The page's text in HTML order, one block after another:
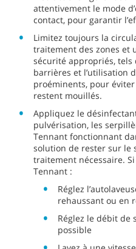
attentivement le mode
contact, pour garantir
Limitez toujours la
traitement des zones et
sécurité appropriés, tels
barrières et l’utilisation
proéminents, pour
restent mouillés.
Appliquez le
pulvérisation, les
Tennant fonctionnant
solution de rester sur le
traitement nécessaire.
Tennant :
Réglez
rehaussant ou en
Réglez le débit de
possible